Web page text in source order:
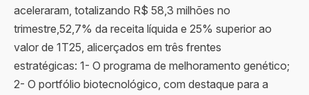
aceleraram, totalizando R$ 58,3 milhões no
trimestre,52,7% da receita líquida e 25% superior ao
valor de 1T25, alicerçados em três frentes
estratégicas: 1- O programa de melhoramento genético;
2- O portfólio biotecnológico, com destaque para a